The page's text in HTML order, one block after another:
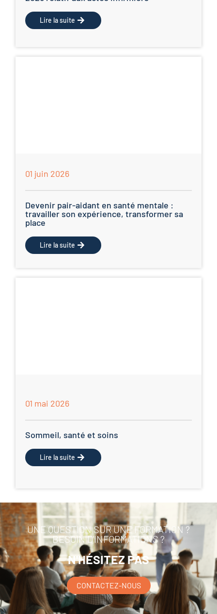
Lire la suite
01 juin 2026
Devenir pair-aidant en santé mentale :
travailler son expérience, transformer sa
place
Lire la suite
01 mai 2026
Sommeil, santé et soins
Lire la suite
UNE QUESTION SUR UNE FORMATION ?
BESOIN D'INFORMATIONS ?
N'HÉSITEZ PAS
CONTACTEZ-NOUS